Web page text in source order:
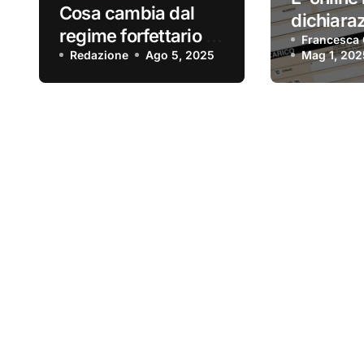
Cosa cambia dal
regime forfettario al
regime ordinario?
Redazione Ago 5, 2025
redditi
Francesca
Mag 1,